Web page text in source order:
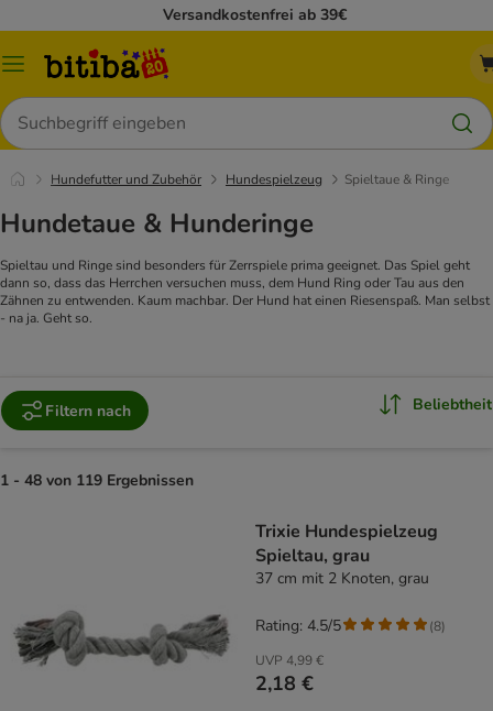
Versandkostenfrei ab 39€
Menü
Suchen
Hundefutter und Zubehör Hundespielzeug Spieltaue & Ringe
Hundetaue & Hunderinge
Spieltau und Ringe sind besonders für Zerrspiele prima geeignet. Das Spiel geht
dann so, dass das Herrchen versuchen muss, dem Hund Ring oder Tau aus den
Zähnen zu entwenden. Kaum machbar. Der Hund hat einen Riesenspaß. Man selbst
- na ja. Geht so.
Filtern nach Beliebtheit
1 - 48 von 119 Ergebnissen
Trixie Hundespielzeug
Spieltau, grau
37 cm mit 2 Knoten, grau
UVP 4,99 €
2,18 €
Rating: 4.5/5 (8)